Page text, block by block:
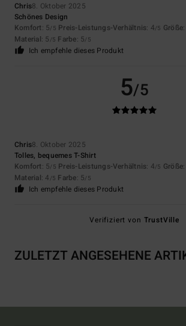
Chris8. Oktober 2025
Schönes Design
Komfort: 5/5 Preis-Leistungs-Verhältnis: 4/5 Größe
Material: 5 /5 Farbe: 5/5
Ich empfehle dieses Produkt
5/5
Chris8. Oktober 2025
Tolles, bequemes T-Shirt
Komfort: 5/5 Preis-Leistungs-Verhältnis: 4/5 Größe
Material: 4 /5 Farbe: 5/5
Ich empfehle dieses Produkt
Verifiziert von TrustVille
ZULETZT ANGESEHENE